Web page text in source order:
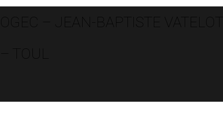
OGEC – JEAN-BAPTISTE VATELOT
– TOUL